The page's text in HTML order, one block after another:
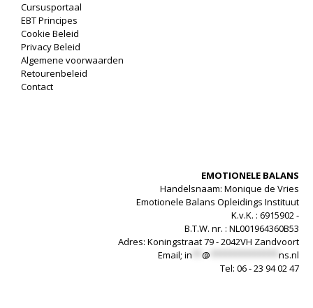
t
i
o
n
e
Cursusportaal
EBT Principes
Cookie Beleid
Privacy Beleid
Algemene voorwaarden
Retourenbeleid
Contact
EMOTIONELE BALANS
Handelsnaam: Monique de Vries
Emotionele Balans Opleidings Instituut
K.v.K. : 6915902 -
B.T.W. nr. : NL001964360B53
Adres: Koningstraat 79 - 2042VH Zandvoort
Email; in @
ns.nl
Tel: 06 - 23 94 02 47